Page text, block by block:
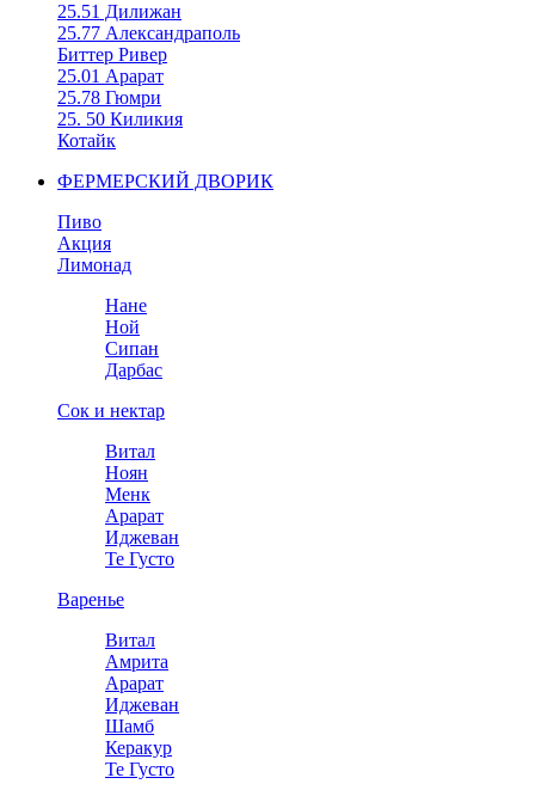
25.51 Дилижан
25.77 Александраполь
Биттер Ривер
25.01 Арарат
25.78 Гюмри
25. 50 Киликия
Котайк
ФЕРМЕРСКИЙ ДВОРИК
Пиво
Акция
Лимонад
Нане
Ной
Сипан
Дарбас
Сок и нектар
Витал
Ноян
Менк
Арарат
Иджеван
Те Густо
Варенье
Витал
Амрита
Арарат
Иджеван
Шамб
Керакур
Те Густо